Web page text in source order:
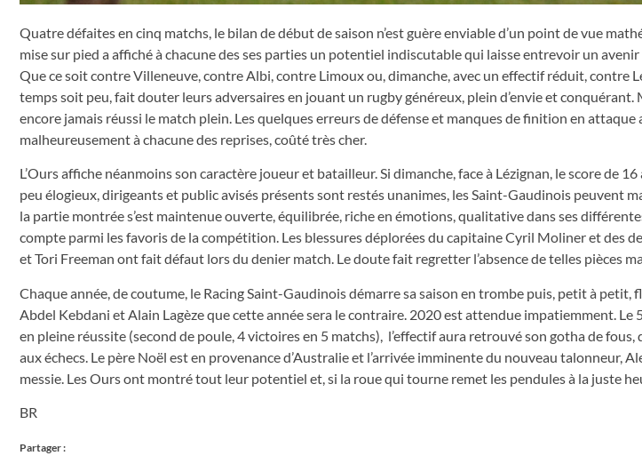
Quatre défaites en cinq matchs, le bilan de début de saison n’est guère enviable d’un point de vue
mise sur pied a affiché à chacune des ses parties un potentiel indiscutable qui laisse entrevoir un
Que ce soit contre Villeneuve, contre Albi, contre Limoux ou, dimanche, avec un effectif réduit, contre
temps soit peu, fait douter leurs adversaires en jouant un rugby généreux, plein d’envie et conquérant.
encore jamais réussi le match plein. Les quelques erreurs de défense et manques de finition en attaque
malheureusement à chacune des reprises, coûté très cher.
L’Ours affiche néanmoins son caractère joueur et batailleur. Si dimanche, face à Lézignan, le score de
peu élogieux, dirigeants et public avisés présents sont restés unanimes, les Saint-Gaudinois peuvent
la partie montrée s’est maintenue ouverte, équilibrée, riche en émotions, qualitative dans ses
compte parmi les favoris de la compétition. Les blessures déplorées du capitaine Cyril Moliner et des
et Tori Freeman ont fait défaut lors du denier match. Le doute fait regretter l’absence de telles pièces
Chaque année, de coutume, le Racing Saint-Gaudinois démarre sa saison en trombe puis, petit à petit,
Abdel Kebdani et Alain Lagèze que cette année sera le contraire. 2020 est attendue impatiemment. Le
en pleine réussite (second de poule, 4 victoires en 5 matchs), l’effectif aura retrouvé son gotha de fous,
aux échecs. Le père Noël est en provenance d’Australie et l’arrivée imminente du nouveau talonneur,
messie. Les Ours ont montré tout leur potentiel et, si la roue qui tourne remet les pendules à la juste
BR
Partager :